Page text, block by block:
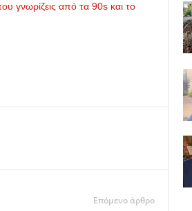
γνωρίζεις από τα 90s και το
Επόμενο άρθρο